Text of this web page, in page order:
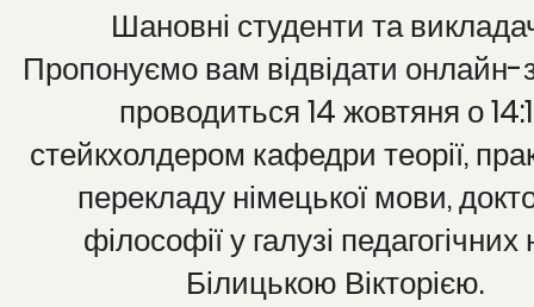
Шановні студенти та
Пропонуємо вам відвідати онлайн-
проводиться 14 жовтяня о
стейкхолдером кафедри теорії,
перекладу німецької мови,
філософії у галузі педагогічних
Білицькою Вікторією.